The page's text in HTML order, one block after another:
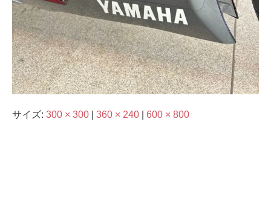
サイズ: 300 × 300 360 × 240 600 × 800